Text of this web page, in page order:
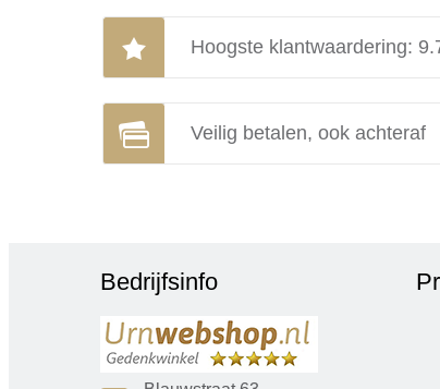
Hoogste klantwaardering:
Veilig betalen, ook achteraf
Bedrijfsinfo